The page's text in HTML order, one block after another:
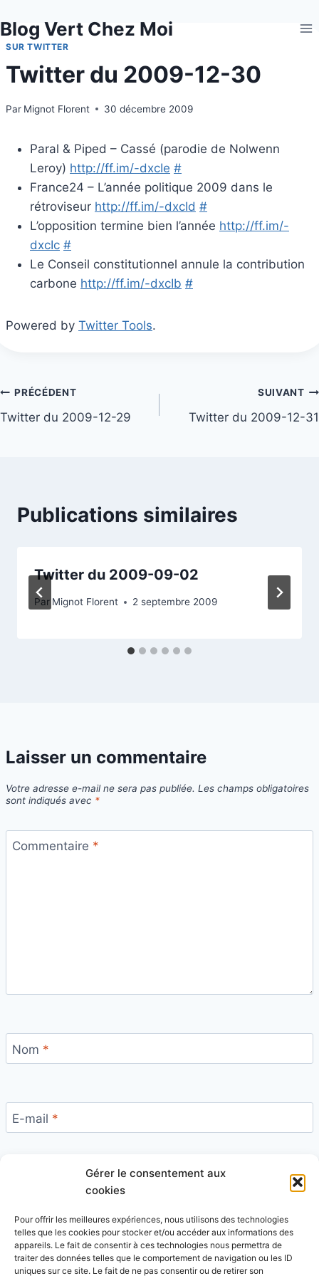
Gérer le consentement aux
cookies
Pour offrir les meilleures expériences, nous utilisons des technologies
telles que les cookies pour stocker et/ou accéder aux informations des
appareils. Le fait de consentir à ces technologies nous permettra de
traiter des données telles que le comportement de navigation ou les ID
uniques sur ce site. Le fait de ne pas consentir ou de retirer son
au
contenu
Blog Vert Chez Moi
SUR TWITTER
Twitter du 2009-12-30
Par Mignot Florent 30 décembre 2009
Paral & Piped – Cassé (parodie de Nolwenn
Leroy) http://ff.im/-dxcIe #
France24 – L’année politique 2009 dans le
rétroviseur http://ff.im/-dxcId #
L’opposition termine bien l’année http://ff.im/-
dxcIc #
Le Conseil constitutionnel annule la contribution
carbone http://ff.im/-dxcIb #
Powered by Twitter Tools.
Navigation
de
PRÉCÉDENT
Twitter du 2009-12-29
SUIVANT
Twitter du 2009-12-31
Publications similaires
Twitter du 2009-09-02
Par Mignot Florent 2 septembre 2009
Laisser un commentaire
Votre adresse e-mail ne sera pas publiée. Les champs obligatoires
sont indiqués avec *
Commentaire *
Nom *
E-mail *